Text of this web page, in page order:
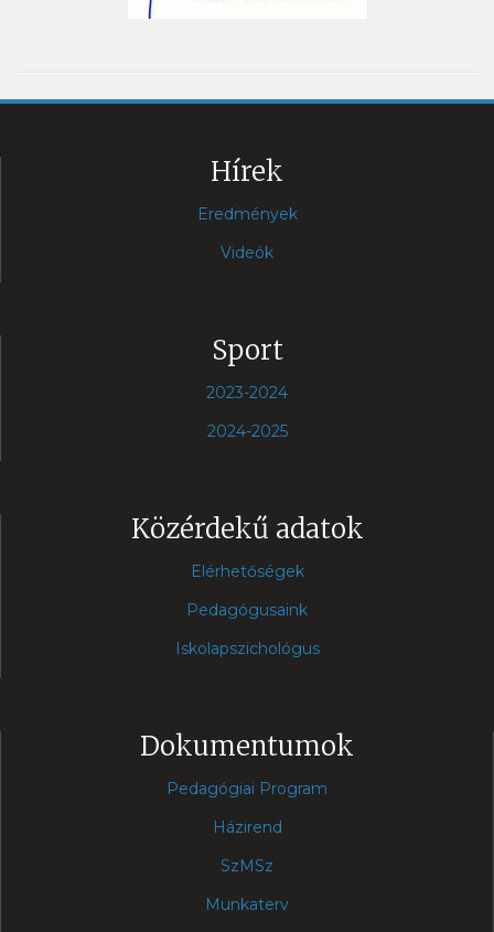
Hírek
Eredmények
Videók
Sport
2023-2024
2024-2025
Közérdekű adatok
Elérhetőségek
Pedagógusaink
Iskolapszichológus
Dokumentumok
Pedagógiai Program
Házirend
SzMSz
Munkaterv